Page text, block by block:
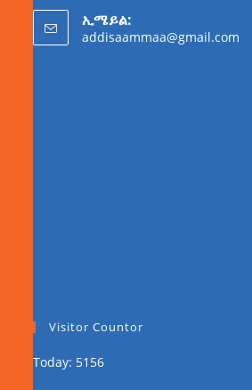
ኢሜይል:
addisaammaa@gmail.com
Visitor Countor
Today: 5156